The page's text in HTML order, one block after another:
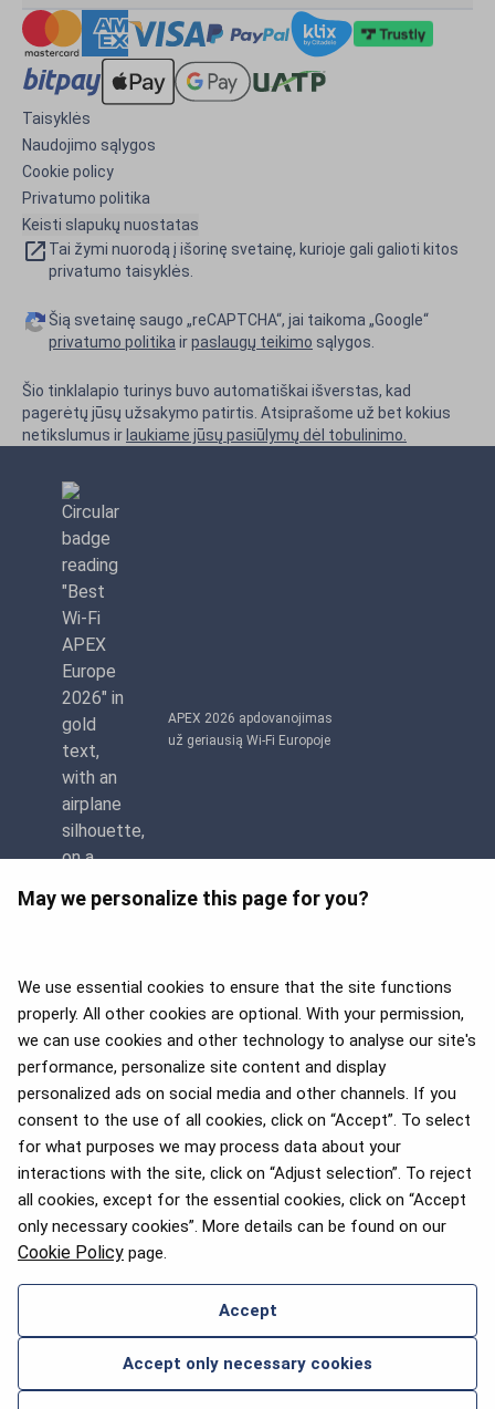
May we personalize this page for you?
We use essential cookies to ensure that the site functions
properly. All other cookies are optional. With your permission,
we can use cookies and other technology to analyse our site's
performance, personalize site content and display
personalized ads on social media and other channels. If you
consent to the use of all cookies, click on “Accept”. To select
for what purposes we may process data about your
interactions with the site, click on “Adjust selection”. To reject
all cookies, except for the essential cookies, click on “Accept
only necessary cookies”. More details can be found on our
Cookie Policy page.
Accept
Accept only necessary cookies
Taisyklės
Naudojimo sąlygos
Cookie policy
Privatumo politika
Keisti slapukų nuostatas
Tai žymi nuorodą į išorinę svetainę, kurioje gali galioti kitos
privatumo taisyklės.
Šią svetainę saugo „reCAPTCHA“, jai taikoma „Google“
privatumo politika irpaslaugų teikimo sąlygos.
Šio tinklalapio turinys buvo automatiškai išverstas, kad
pagerėtų jūsų užsakymo patirtis. Atsiprašome už bet kokius
netikslumus ir laukiame jūsų pasiūlymų dėl tobulinimo.
APEX 2026 apdovanojimas
už geriausią Wi-Fi Europoje
APEX 2026 Five Star Major
Airline Award
2025 m. „Flyers' Choice“
apdovanojimai
2026 © airBaltic. Visos teisės saugomos.
SUSISIEKITE SU MUMIS